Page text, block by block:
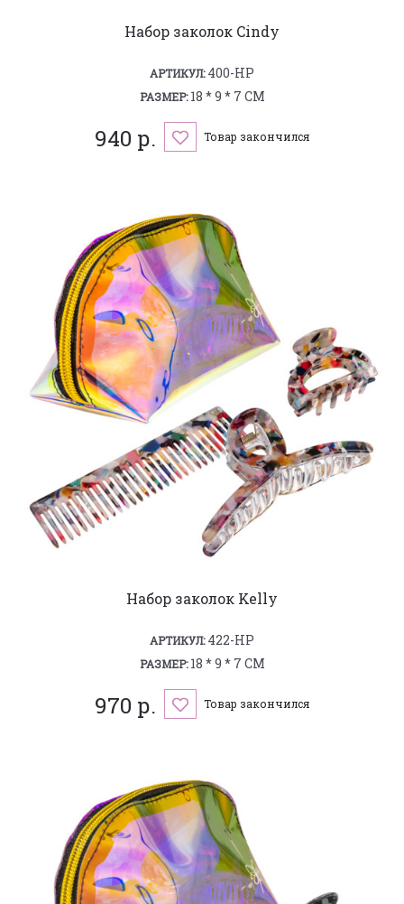
Набор заколок Cindy
АРТИКУЛ:400-HP
РАЗМЕР:18 * 9 * 7 СМ
940 р. Товар закончился
Набор заколок Kelly
АРТИКУЛ:422-HP
РАЗМЕР:18 * 9 * 7 СМ
970 р. Товар закончился